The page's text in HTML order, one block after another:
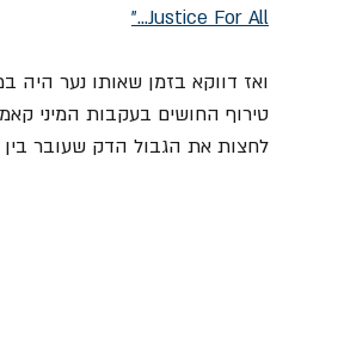
Justice For All..."
ואז דווקא בזמן שאותו נער
טירוף החושים בעקבות המיני
לחצות את הגבול הדק שעובר